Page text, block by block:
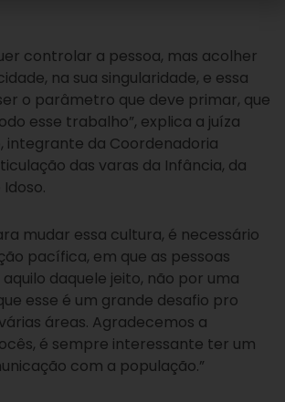
controlar a pessoa, mas acolher
na sua singularidade, e essa
o parâmetro que deve primar, que
esse trabalho”, explica a juíza
integrante da Coordenadoria
das varas da Infância, da
mudar essa cultura, é necessário
pacífica, em que as pessoas
daquele jeito, não por uma
esse é um grande desafio pro
áreas. Agradecemos a
é sempre interessante ter um
com a população.”